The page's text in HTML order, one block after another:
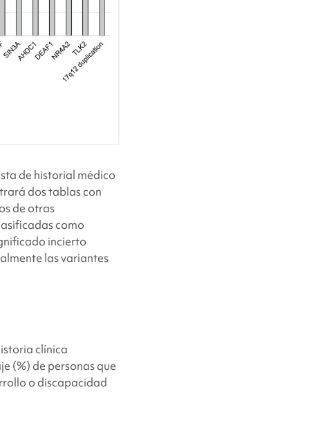
de historial médico
dos tablas con
de otras
como
incierto
las variantes
clínica
(%) de personas que
o discapacidad